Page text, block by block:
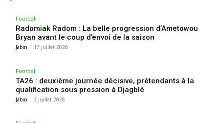
Football
Radomiak Radom : La belle progression d’Ametowou
Bryan avant le coup d’envoi de la saison
Jabin - 17 juillet 2026
Football
TA26 : deuxième journée décisive, prétendants à la
qualification sous pression à Djagblé
Jabin - 3 juillet 2026